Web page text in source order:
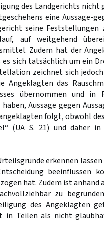
des Landgerichts nicht
eine Aussage-
seine Feststellungen
auf weitgehend
Zudem hat der
sich tatsächlich um ein
zeichnet sich
Angeklagten das
übernommen und in
Aussage gegen
folgt, obwohl
(UA S. 21) und daher
erkennen lassen
beeinflussen
hat. Zudem ist anhand
zu
des Angeklagten
in Teilen als nicht